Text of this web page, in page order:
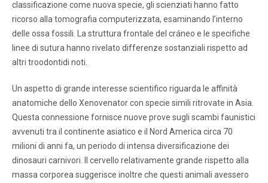
classificazione come nuova specie, gli scienziati hanno fatto
ricorso alla tomografia computerizzata, esaminando l’interno
delle ossa fossili. La struttura frontale del cráneo e le specifiche
linee di sutura hanno rivelato differenze sostanziali rispetto ad
altri troodontidi noti.
Un aspetto di grande interesse scientifico riguarda le affinità
anatomiche dello Xenovenator con specie simili ritrovate in Asia.
Questa connessione fornisce nuove prove sugli scambi faunistici
avvenuti tra il continente asiatico e il Nord America circa 70
milioni di anni fa, un periodo di intensa diversificazione dei
dinosauri carnivori. Il cervello relativamente grande rispetto alla
massa corporea suggerisce inoltre che questi animali avessero